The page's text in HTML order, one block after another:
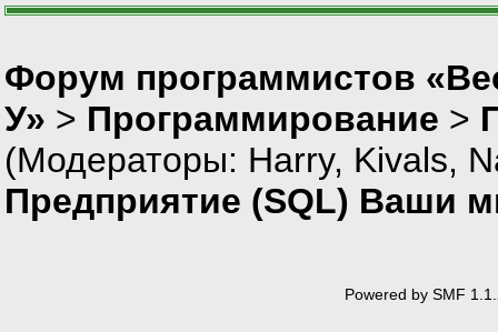
Форум программистов
У» > Программирование >
(Модераторы: Harry, Kivals,
Предприятие (SQL) Ваши
Powered by SMF